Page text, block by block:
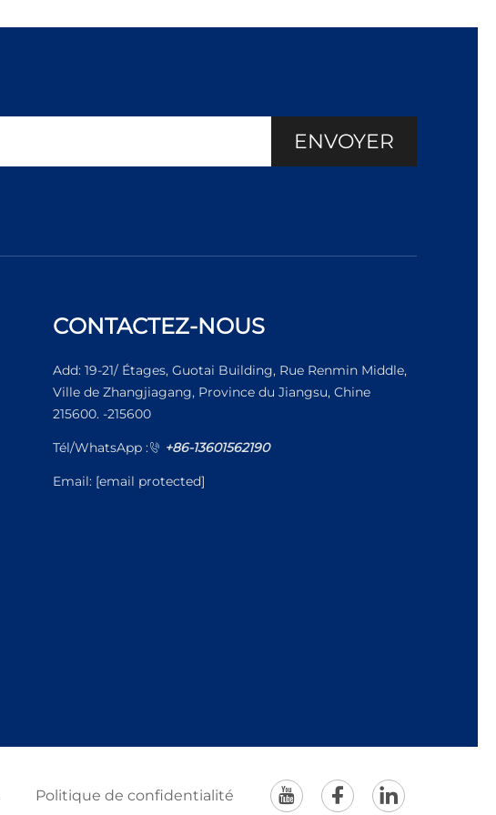
ENVOYER
CONTACTEZ-NOUS
Add: 19-21/ Étages, Guotai Building, Rue Renmin Middle,
Ville de Zhangjiagang, Province du Jiangsu, Chine
215600. -215600
Tél/WhatsApp : +86-13601562190
Email: [email protected]
Politique de confidentialité